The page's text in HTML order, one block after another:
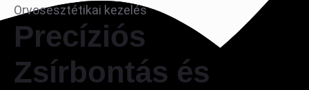
Orvosesztétikai kezelés
Precíziós
Zsírbontás és